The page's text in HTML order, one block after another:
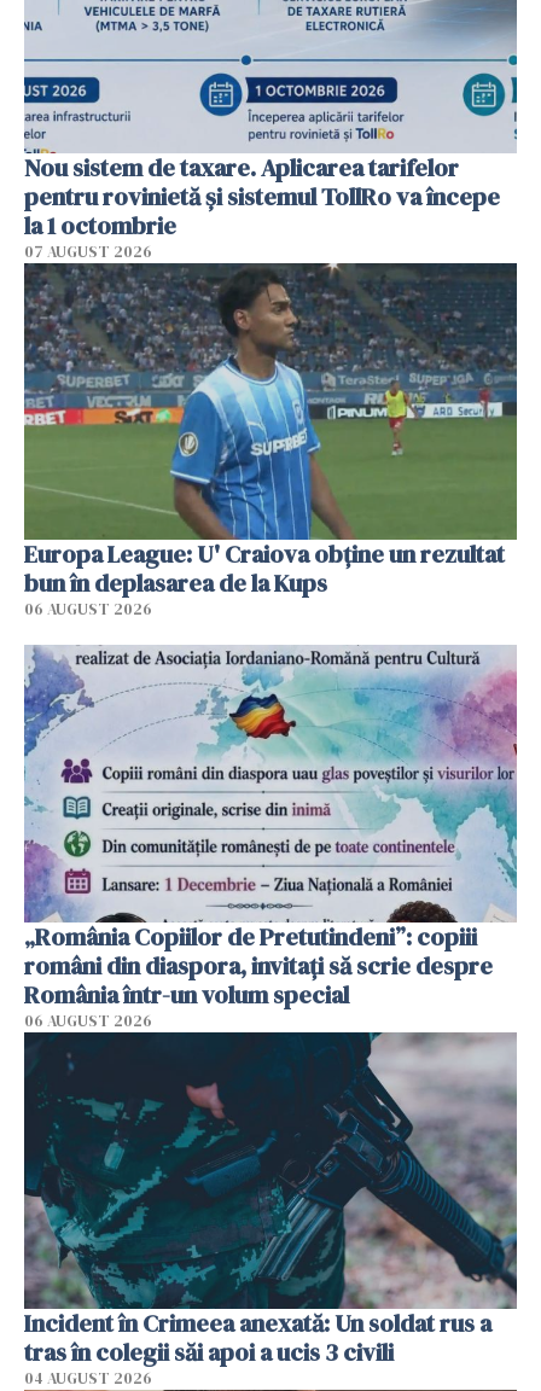
Nou sistem de taxare. Aplicarea tarifelor
pentru rovinietă şi sistemul TollRo va începe
la 1 octombrie
07 AUGUST 2026
Europa League: U' Craiova obține un rezultat
bun în deplasarea de la Kups
06 AUGUST 2026
„România Copiilor de Pretutindeni”: copiii
români din diaspora, invitați să scrie despre
România într-un volum special
06 AUGUST 2026
Incident în Crimeea anexată: Un soldat rus a
tras în colegii săi apoi a ucis 3 civili
04 AUGUST 2026